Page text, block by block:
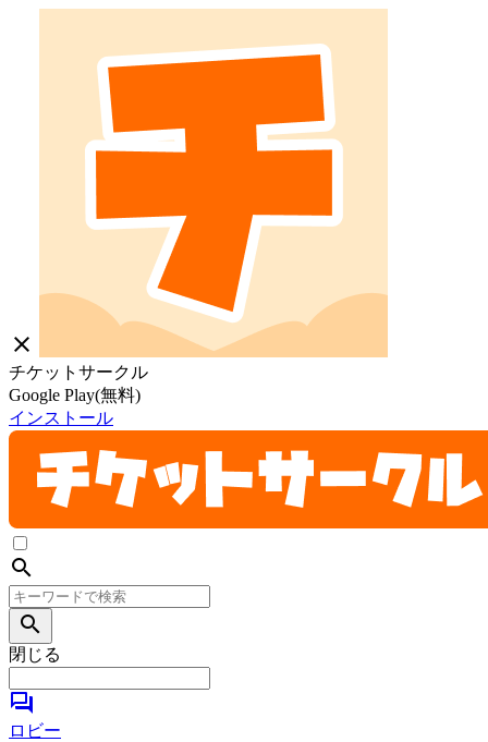
close
チケットサークル
Google Play(無料)
インストール
search
search
閉じる
forum
ロビー